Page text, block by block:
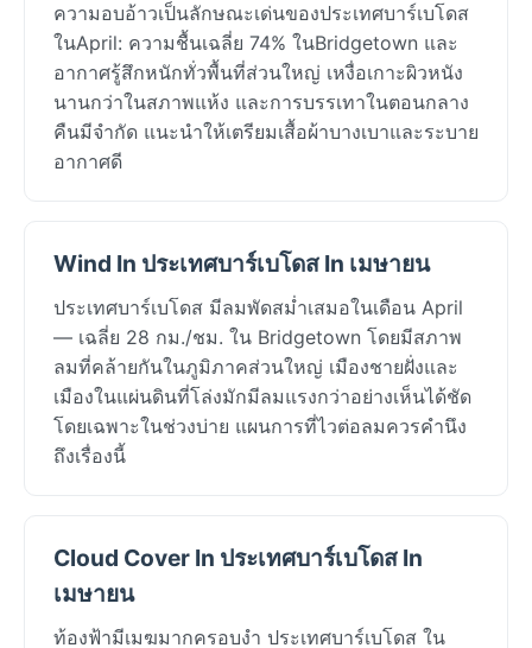
ความอบอ้าวเป็นลักษณะเด่นของประเทศบาร์เบโดส
ในApril: ความชื้นเฉลี่ย 74% ในBridgetown และ
อากาศรู้สึกหนักทั่วพื้นที่ส่วนใหญ่ เหงื่อเกาะผิวหนัง
นานกว่าในสภาพแห้ง และการบรรเทาในตอนกลาง
คืนมีจำกัด แนะนำให้เตรียมเสื้อผ้าบางเบาและระบาย
อากาศดี
Wind In ประเทศบาร์เบโดส In เมษายน
ประเทศบาร์เบโดส มีลมพัดสม่ำเสมอในเดือน April
— เฉลี่ย 28 กม./ชม. ใน Bridgetown โดยมีสภาพ
ลมที่คล้ายกันในภูมิภาคส่วนใหญ่ เมืองชายฝั่งและ
เมืองในแผ่นดินที่โล่งมักมีลมแรงกว่าอย่างเห็นได้ชัด
โดยเฉพาะในช่วงบ่าย แผนการที่ไวต่อลมควรคำนึง
ถึงเรื่องนี้
Cloud Cover In ประเทศบาร์เบโดส In
เมษายน
ท้องฟ้ามีเมฆมากครอบงำ ประเทศบาร์เบโดส ใน